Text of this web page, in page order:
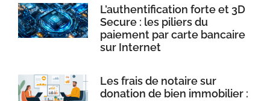
L’authentification forte et 3D
Secure : les piliers du
paiement par carte bancaire
sur Internet
Les frais de notaire sur
donation de bien immobilier :